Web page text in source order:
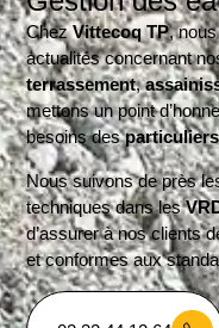
ChezVittecoq TP,
actualités concernant
terrassement,
mettons un point
besoins desparticuliers
Nous suivons de près
techniques dans les
d’assurer à nos clients
et conformes aux